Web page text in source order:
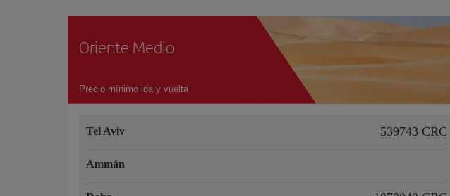
Oriente Medio
Precio mínimo ida y vuelta
Tel Aviv 539743 CRC
Ammán